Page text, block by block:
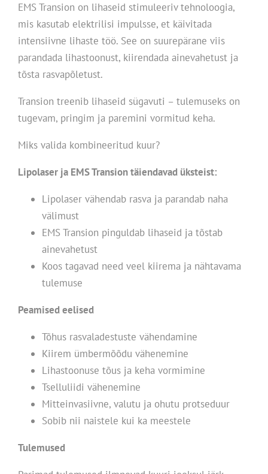
EMS Transion on lihaseid stimuleeriv tehnoloogia,
mis kasutab elektrilisi impulsse, et käivitada
intensiivne lihaste töö. See on suurepärane viis
parandada lihastoonust, kiirendada ainevahetust ja
tõsta rasvapõletust.
Transion treenib lihaseid sügavuti – tulemuseks on
tugevam, pringim ja paremini vormitud keha.
Miks valida kombineeritud kuur?
Lipolaser ja EMS Transion täiendavad üksteist:
Lipolaser vähendab rasva ja parandab naha
välimust
EMS Transion pinguldab lihaseid ja tõstab
ainevahetust
Koos tagavad need veel kiirema ja nähtavama
tulemuse
Peamised eelised
Tõhus rasvaladestuste vähendamine
Kiirem ümbermõõdu vähenemine
Lihastoonuse tõus ja keha vormimine
Tselluliidi vähenemine
Mitteinvasiivne, valutu ja ohutu protseduur
Sobib nii naistele kui ka meestele
Tulemused